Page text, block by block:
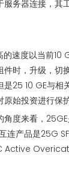
务器连接，其
速度以当前10
时，升级，切
25 10 GE与相
始投资进行保护
角度来看，
连产品是25G
Active